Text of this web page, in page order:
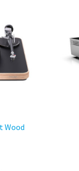
être
choisies
sur
page
Wood